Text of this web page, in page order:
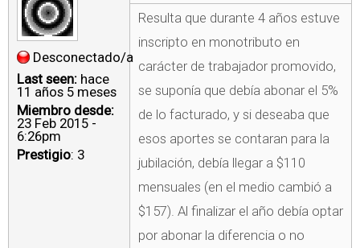
Desconectado/a
Last seen: hace
11 años 5 meses
Miembro desde:
23 Feb 2015 -
6:26pm
Prestigio: 3
Resulta que durante 4 años estuve
inscripto en monotributo en
carácter de trabajador promovido,
se suponía que debía abonar el 5%
de lo facturado, y si deseaba que
esos aportes se contaran para la
jubilación, debía llegar a $110
mensuales (en el medio cambió a
$157). Al finalizar el año debía optar
por abonar la diferencia o no